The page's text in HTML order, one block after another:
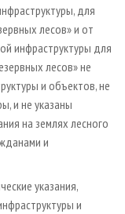
для
лесов» и от
инфраструктуры для
лесов» не
и объектов, не
и не указаны
на землях лесного
и
указания,
и